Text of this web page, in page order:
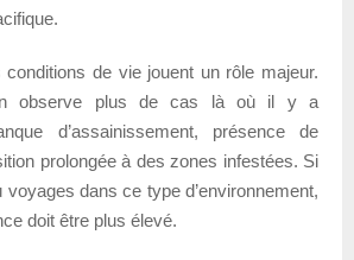
de vie jouent un rôle majeur.
observe plus de cas là où il y a
d’assainissement, présence de
prolongée à des zones infestées. Si
dans ce type d’environnement,
doit être plus élevé.